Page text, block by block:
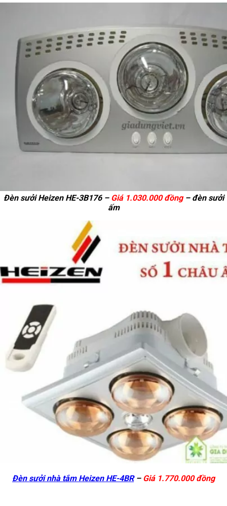
Đèn sưởi Heizen HE-3B176 – Giá 1.030.000 đồng– đèn sưởi
ấm
Đèn sưởi nhà tắm Heizen HE-4BR– Giá 1.770.000 đồng